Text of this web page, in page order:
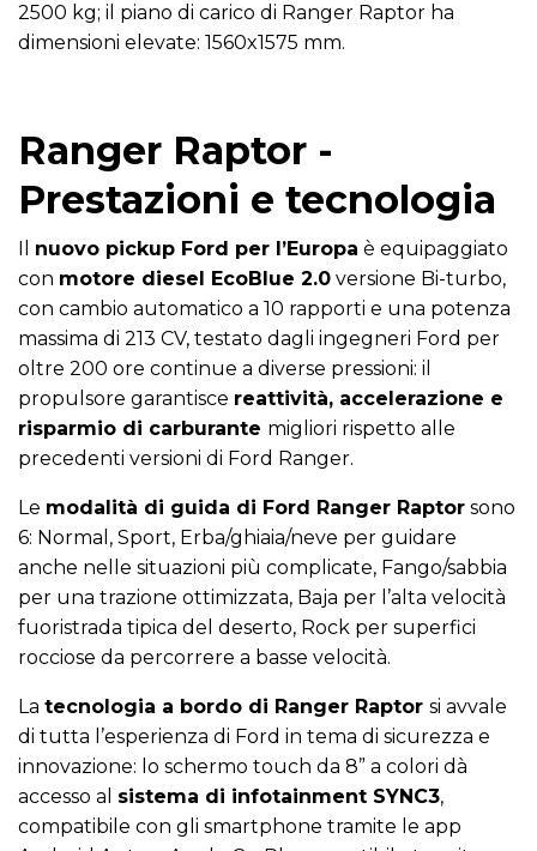
2500 kg; il piano di carico di Ranger Raptor ha
dimensioni elevate: 1560x1575 mm.
Ranger Raptor -
Prestazioni e tecnologia
Il nuovo pickup Ford per l’Europa è equipaggiato
con motore diesel EcoBlue 2.0 versione Bi-turbo,
con cambio automatico a 10 rapporti e una potenza
massima di 213 CV, testato dagli ingegneri Ford per
oltre 200 ore continue a diverse pressioni: il
propulsore garantisce reattività, accelerazione e
risparmio di carburante migliori rispetto alle
precedenti versioni di Ford Ranger.
Le modalità di guida di Ford Ranger Raptor sono
6: Normal, Sport, Erba/ghiaia/neve per guidare
anche nelle situazioni più complicate, Fango/sabbia
per una trazione ottimizzata, Baja per l’alta velocità
fuoristrada tipica del deserto, Rock per superfici
rocciose da percorrere a basse velocità.
La tecnologia a bordo di Ranger Raptor si avvale
di tutta l’esperienza di Ford in tema di sicurezza e
innovazione: lo schermo touch da 8” a colori dà
accesso al sistema di infotainment SYNC3,
compatibile con gli smartphone tramite le app